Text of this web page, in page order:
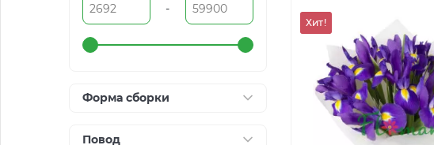
-
Форма сборки
Повод
Хит!